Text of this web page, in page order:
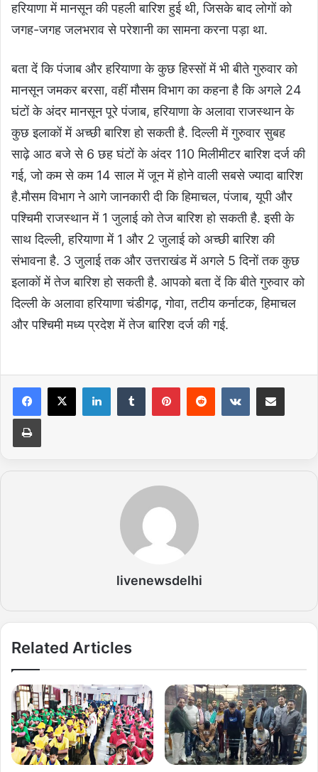
हरियाणा में मानसून की पहली बारिश हुई थी, जिसके बाद लोगों को
जगह-जगह जलभराव से परेशानी का सामना करना पड़ा था.
बता दें कि पंजाब और हरियाणा के कुछ हिस्सों में भी बीते गुरुवार को
मानसून जमकर बरसा, वहीं मौसम विभाग का कहना है कि अगले 24
घंटों के अंदर मानसून पूरे पंजाब, हरियाणा के अलावा राजस्थान के
कुछ इलाकों में अच्छी बारिश हो सकती है. दिल्ली में गुरुवार सुबह
साढ़े आठ बजे से 6 छह घंटों के अंदर 110 मिलीमीटर बारिश दर्ज की
गई, जो कम से कम 14 साल में जून में होने वाली सबसे ज्यादा बारिश
है.मौसम विभाग ने आगे जानकारी दी कि हिमाचल, पंजाब, यूपी और
पश्चिमी राजस्थान में 1 जुलाई को तेज बारिश हो सकती है. इसी के
साथ दिल्ली, हरियाणा में 1 और 2 जुलाई को अच्छी बारिश की
संभावना है. 3 जुलाई तक और उत्तराखंड में अगले 5 दिनों तक कुछ
इलाकों में तेज बारिश हो सकती है. आपको बता दें कि बीते गुरुवार को
दिल्ली के अलावा हरियाणा चंडीगढ़, गोवा, तटीय कर्नाटक, हिमाचल
और पश्चिमी मध्य प्रदेश में तेज बारिश दर्ज की गई.
livenewsdelhi
Related Articles